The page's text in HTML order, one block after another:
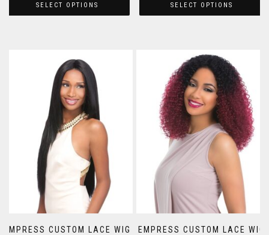
SELECT OPTIONS SELECT OPTIONS
EMPRESS CUSTOM LACE WIG
EMPRESS CUSTOM LACE WIG